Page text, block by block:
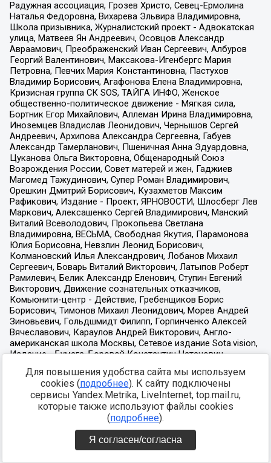
Для повышения удобства сайта мы используем
cookies (подробнее). К сайту подключены
сервисы Yandex.Metrika, LiveInternet, top.mail.ru,
которые также используют файлы cookies
(подробнее).
Я согласен/согласна